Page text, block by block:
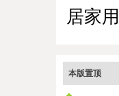
居家
本版置顶